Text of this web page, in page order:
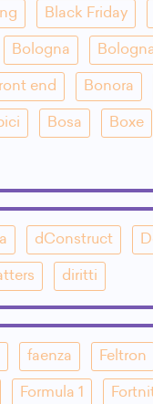
Black Friday
Bologna
end Bonora
Bosa Boxe
dConstruct
diritti
faenza Feltron
Formula 1